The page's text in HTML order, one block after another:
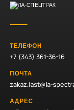
ТЕЛЕФОН
+7 (343) 361-36-16
ПОЧТА
zakaz.last@la-
АДРЕС